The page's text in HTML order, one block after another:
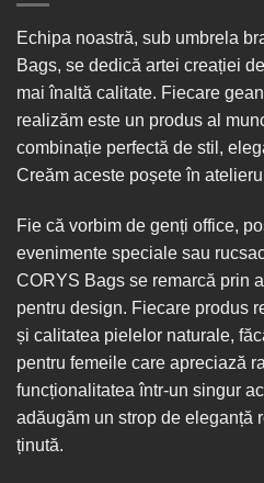
Echipa noastră, sub umbrela
Bags, se dedică artei creației
mai înaltă calitate. Fiecare
realizăm este un produs al
combinație perfectă de stil,
Creăm aceste poșete în
Fie că vorbim de genți office,
evenimente speciale sau
CORYS Bags se remarcă prin
pentru design. Fiecare produs
și calitatea pielelor naturale,
pentru femeile care apreciază
funcționalitatea într-un singur
adăugăm un strop de eleganță
ținută.